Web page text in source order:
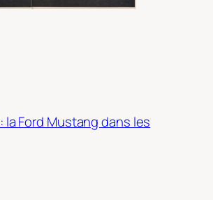
la Ford Mustang dans les